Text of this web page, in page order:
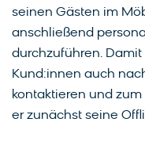
seinen Gästen im
anschließend
durchzuführen.
Kund:innen auch
kontaktieren und
er zunächst seine